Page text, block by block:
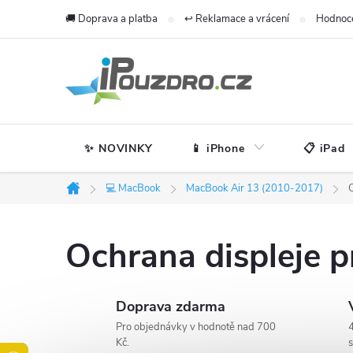
🚚 Doprava a platba ↩️ Reklamace a vrácení
✨ NOVINKY 📱 iPhone 📋 iPad
Domů
💻 MacBook MacBook Air 13 (2010-2017)
Ochrana displeje
Doprava zdarma
Pro objednávky v hodnotě nad 700
Kč.